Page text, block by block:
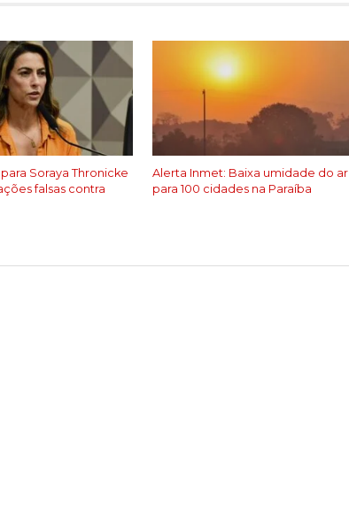
para Soraya Thronicke
falsas contra
Alerta Inmet: Baixa umidade do ar
para 100 cidades na Paraíba